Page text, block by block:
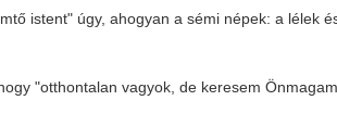
istent" úgy, ahogyan a sémi népek: a lélek
"otthontalan vagyok, de keresem